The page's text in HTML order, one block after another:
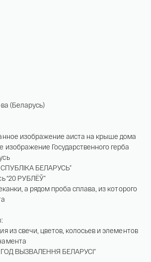
(Беларусь)
изображение аиста на крыше дома
изображение Государственного герба
БЕЛАРУСЬ”
“20 РУБЛЁЎ”
а рядом проба сплава, из которого
из свечи, цветов, колосьев и элементов
ГОД ВЫЗВАЛЕННЯ БЕЛАРУСІ”